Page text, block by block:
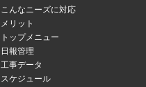
こんなニーズに対応
メリット
トップメニュー
日報管理
工事データ
スケジュール